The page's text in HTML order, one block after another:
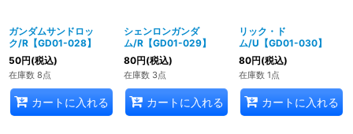
ガンダムサンドロッ
ク/R【GD01-028】
50円(税込)
在庫数 8点
カートに入れる
シェンロンガンダ
ム/R【GD01-029】
80円(税込)
在庫数 3点
カートに入れる
リック・ド
ム/U【GD01-030】
80円(税込)
在庫数 1点
カートに入れる